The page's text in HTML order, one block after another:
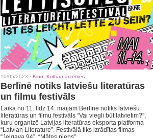
10/05/2023 · Kino Kultūra ārzemēs
Berlīnē notiks latviešu literatūras
un filmu festivāls
Laikā no 11. līdz 14. maijam Berlīnē notiks latviešu
literatūras un filmu festivāls “Vai viegli būt latvietim?”,
kuru organizē Latvijas literatūras eksporta platforma
“Latvian Literature”. Festivālā tiks izrādītas filmas